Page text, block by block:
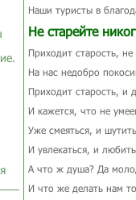
Наши туристы в
Не старейте
Приходит старость,
На нас недобро
Приходит старость, и
И кажется, что не
Уже смеяться, и
И увлекаться, и
А что ж душа? Да
И что же делать нам